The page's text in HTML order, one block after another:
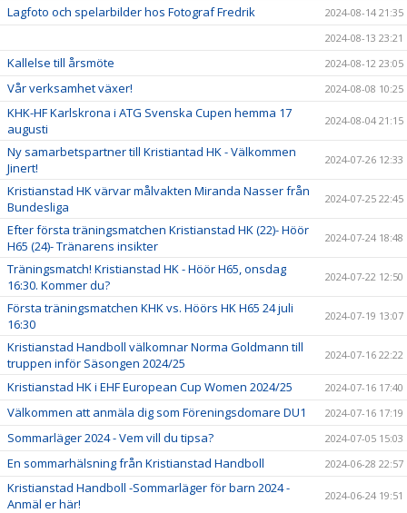
Lagfoto och spelarbilder hos Fotograf Fredrik
2024-08-14 21:35
2024-08-13 23:21
Kallelse till årsmöte 2024-08-12 23:05
Vår verksamhet växer! 2024-08-08 10:25
KHK-HF Karlskrona i ATG Svenska Cupen hemma 17
augusti
2024-08-04 21:15
Ny samarbetspartner till Kristiantad HK - Välkommen
Jinert!
2024-07-26 12:33
Kristianstad HK värvar målvakten Miranda Nasser från
Bundesliga
2024-07-25 22:45
Efter första träningsmatchen Kristianstad HK (22)- Höör
H65 (24)- Tränarens insikter
2024-07-24 18:48
Träningsmatch! Kristianstad HK - Höör H65, onsdag
16:30. Kommer du?
2024-07-22 12:50
Första träningsmatchen KHK vs. Höörs HK H65 24 juli
16:30
2024-07-19 13:07
Kristianstad Handboll välkomnar Norma Goldmann till
truppen inför Säsongen 2024/25
2024-07-16 22:22
Kristianstad HK i EHF European Cup Women 2024/25 2024-07-16 17:40
Välkommen att anmäla dig som Föreningsdomare DU1 2024-07-16 17:19
Sommarläger 2024 - Vem vill du tipsa? 2024-07-05 15:03
En sommarhälsning från Kristianstad Handboll 2024-06-28 22:57
Kristianstad Handboll -Sommarläger för barn 2024 -
Anmäl er här!
2024-06-24 19:51